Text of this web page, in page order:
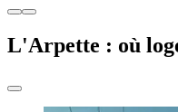
L'Arpette : où